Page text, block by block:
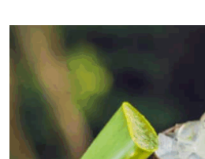
vegyület kedvező hatását
(A-, C-, E-vitamin) együtt fejti
mennyiség visszaüthet, így
(béta-karotin, A-, C-, E-
nem minden esetben
Életünk részei, a